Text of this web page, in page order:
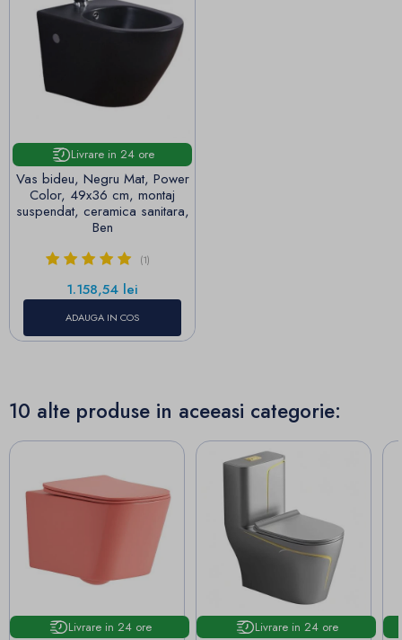
Livrare in 24 ore
Vas bideu, Negru Mat, Power
Color, 49x36 cm, montaj
suspendat, ceramica sanitara,
Ben
(1)
Pret
1.158,54 lei
ADAUGA IN COS
10 alte produse in aceeasi categorie:
Livrare in 24 ore Livrare in 24 ore